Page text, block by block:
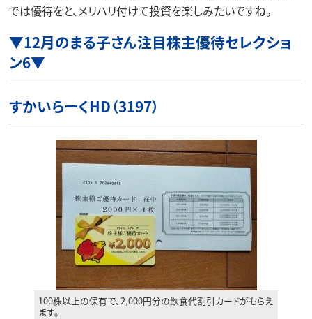
では優待をと、メリハリ付けて投資を楽しみたいですね。
▼12月のまる子さん注目株主優待セレクショ
ン6▼
すかいらーくHD（3197）
100株以上の保有で、2,000円分の飲食代割引カードがもらえ
ます。